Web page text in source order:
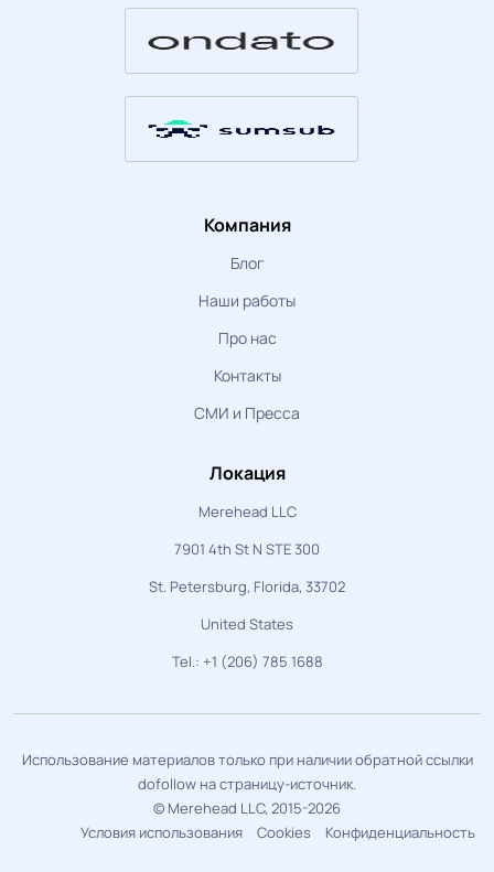
Компания
Блог
Наши работы
Про нас
Контакты
СМИ и Пресса
Локация
Merehead LLC
7901 4th St N STE 300
St. Petersburg, Florida, 33702
United States
Tel.: +1 (206) 785 1688
Использование материалов только при наличии обратной ссылки
dofollow на страницу-источник.
© Merehead LLC, 2015-2026
Условия использования
Cookies Конфиденциальность